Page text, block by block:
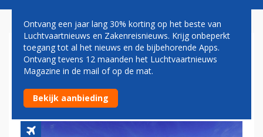
LATAM AIRLINES GROUP
DEELS IN HANDEN QATAR
AIRWAYS
Ontvang een jaar lang 30% korting op het beste van
Luchtvaartnieuws en Zakenreisnieuws. Krijg onbeperkt
toegang tot al het nieuws en de bijbehorende Apps.
Ontvang tevens 12 maanden het Luchtvaartnieuws
Magazine in de mail of op de mat.
Bekijk aanbieding